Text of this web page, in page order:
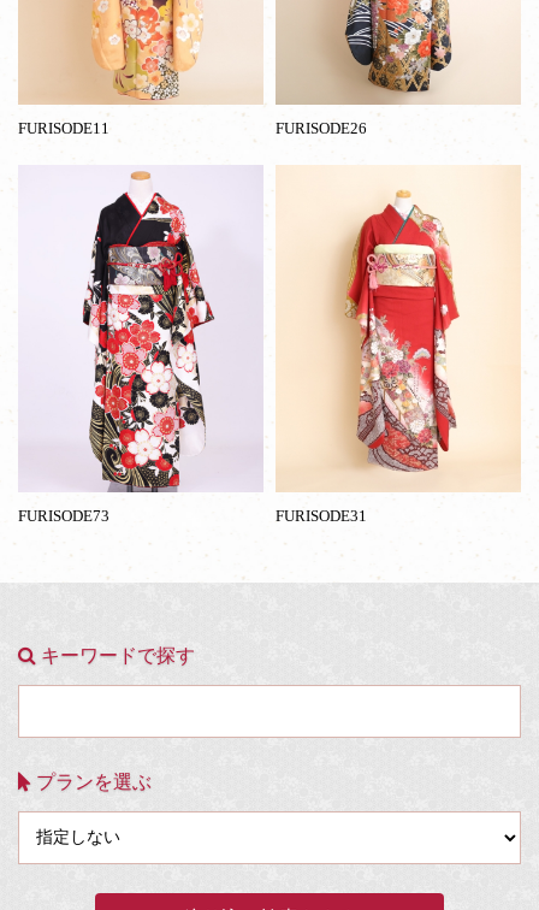
FURISODE11 FURISODE26
FURISODE73 FURISODE31
キーワードで探す
プランを選ぶ